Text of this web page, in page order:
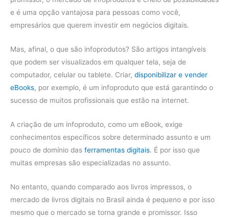
e é uma opção vantajosa para pessoas como você,
empresários que querem investir em negócios digitais.
Mas, afinal, o que são infoprodutos? São artigos intangíveis
que podem ser visualizados em qualquer tela, seja de
computador, celular ou tablete. Criar, disponibilizar e vender
eBooks, por exemplo, é um infoproduto que está garantindo o
sucesso de muitos profissionais que estão na internet.
A criação de um infoproduto, como um eBook, exige
conhecimentos específicos sobre determinado assunto e um
pouco de domínio das ferramentas digitais. É por isso que
muitas empresas são especializadas no assunto.
No entanto, quando comparado aos livros impressos, o
mercado de livros digitais no Brasil ainda é pequeno e por isso
mesmo que o mercado se torna grande e promissor. Isso